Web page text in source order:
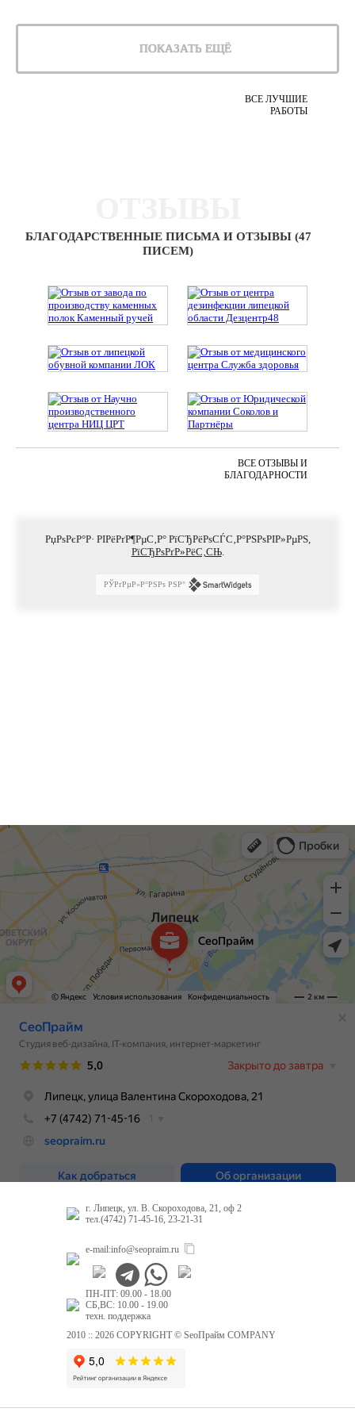
ПОКАЗАТЬ ЕЩЁ
ВСЕ ЛУЧШИЕ
РАБОТЫ
БЛАГОДАРСТВЕННЫЕ ПИСЬМА И ОТЗЫВЫ (47
ПИСЕМ)
ВСЕ ОТЗЫВЫ И
БЛАГОДАРНОСТИ
РџРѕРєР°Р· РІРёРґР¶РµС‚Р° РїСЂРёРѕСЃС‚Р°РЅРѕРІР»РµРЅ,
РїСЂРѕРґР»РёС‚СЊ.
РЎРґРµР»Р°РЅРѕ РЅР°
г. Липецк, ул. В. Скороходова, 21, оф 2
тел.(4742) 71-45-16, 23-21-31
e-mail:info@seopraim.ru
ПН-ПТ: 09.00 - 18.00
СБ,ВС: 10.00 - 19.00
техн. поддержка
2010 :: 2026 COPYRIGHT © SeoПрайм COMPANY